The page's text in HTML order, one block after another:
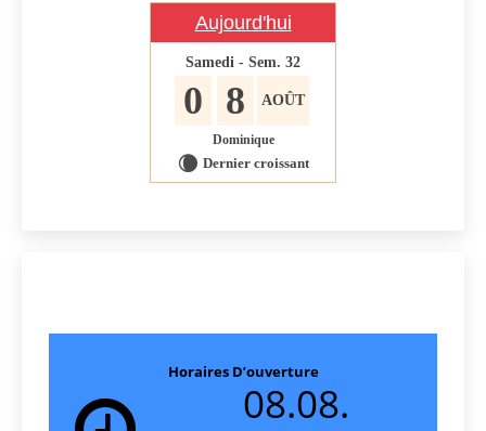
Aujourd'hui
Samedi - Sem. 32
0 8 AOÛT
Dominique
W Dernier croissant
Horaires D’ouverture
08.08.